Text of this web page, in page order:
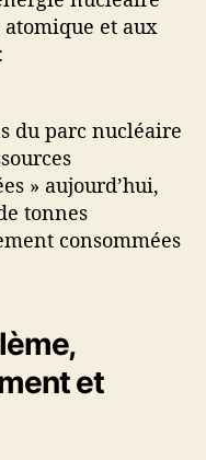
atomique et aux
du parc nucléaire
» aujourd’hui,
tonnes
consommées
et